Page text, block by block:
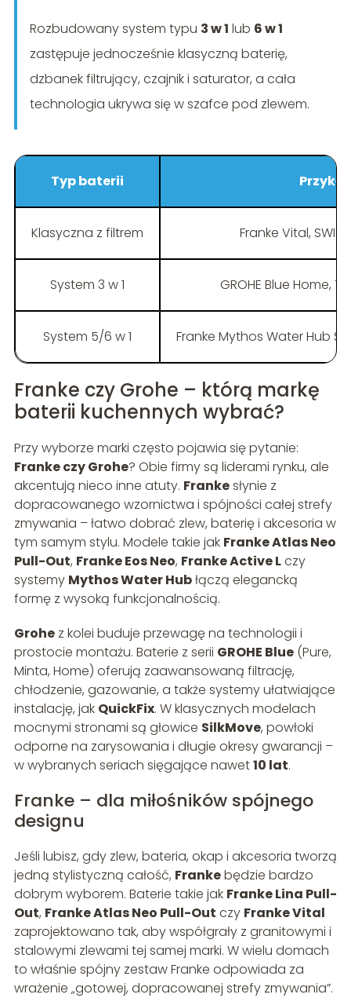
Rozbudowany system typu 3 w 1 lub 6 w 1
zastępuje jednocześnie klasyczną baterię,
dzbanek filtrujący, czajnik i saturator, a cała
technologia ukrywa się w szafce pod zlewem.
Typ baterii
Klasyczna z filtrem Franke Vital,
System 3 w 1 GROHE Blue Home,
System 5/6 w 1 Franke Mythos Water Hub
Franke czy Grohe – którą markę
baterii kuchennych wybrać?
Przy wyborze marki często pojawia się pytanie:
Franke czy Grohe? Obie firmy są liderami rynku, ale
akcentują nieco inne atuty. Frankesłynie z
dopracowanego wzornictwa i spójności całej strefy
zmywania – łatwo dobrać zlew, baterię i akcesoria w
tym samym stylu. Modele takie jak Franke Atlas Neo
Pull-Out, Franke Eos Neo, Franke Active Lczy
systemy Mythos Water Hubłączą elegancką
formę z wysoką funkcjonalnością.
Grohez kolei buduje przewagę na technologii i
prostocie montażu. Baterie z serii GROHE Blue(Pure,
Minta, Home) oferują zaawansowaną filtrację,
chłodzenie, gazowanie, a także systemy ułatwiające
instalację, jak QuickFix. W klasycznych modelach
mocnymi stronami są głowice SilkMove, powłoki
odporne na zarysowania i długie okresy gwarancji –
w wybranych seriach sięgające nawet10 lat.
Franke – dla miłośników spójnego
designu
Jeśli lubisz, gdy zlew, bateria, okap i akcesoria tworzą
jedną stylistyczną całość, Frankebędzie bardzo
dobrym wyborem. Baterie takie jak Franke Lina Pull-
Out, Franke Atlas Neo Pull-Out czy Franke Vital
zaprojektowano tak, aby współgrały z granitowymi i
stalowymi zlewami tej samej marki. W wielu domach
to właśnie spójny zestaw Franke odpowiada za
wrażenie „gotowej, dopracowanej strefy zmywania”.